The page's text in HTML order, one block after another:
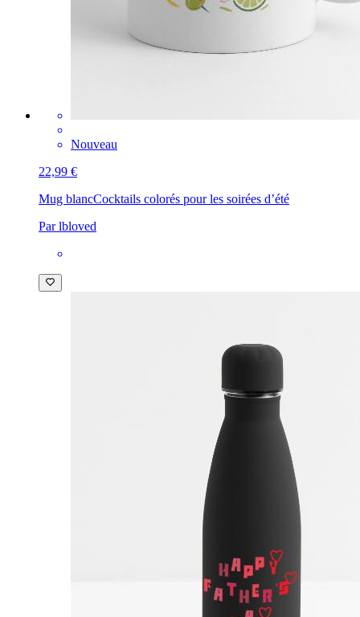
Nouveau
22,99 €
Mug blancCocktails colorés pour les soirées d’été
Par lbloved